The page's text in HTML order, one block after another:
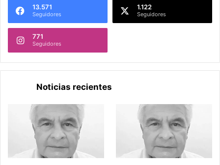
13.571
Seguidores
1.122
Seguidores
771
Seguidores
Noticias recientes